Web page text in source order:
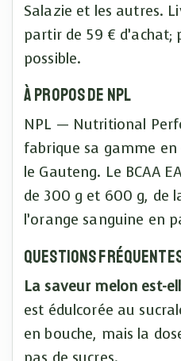
Salazie et les autres.
partir de 59 €
possible.
À propos de NPL
NPL — Nutritional
fabrique sa gamme en
le Gauteng. Le BCAA
de 300 g et 600 g, de
l’orange sanguine en
Questions
La saveur melon est-
est édulcorée au
en bouche, mais la